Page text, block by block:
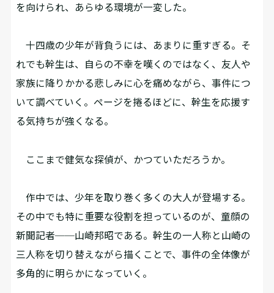
を向けられ、あらゆる環境が一変した。
十四歳の少年が背負うには、あまりに重すぎる。そ
れでも幹生は、自らの不幸を嘆くのではなく、友人や
家族に降りかかる悲しみに心を痛めながら、事件につ
いて調べていく。ページを捲るほどに、幹生を応援す
る気持ちが強くなる。
ここまで健気な探偵が、かつていただろうか。
作中では、少年を取り巻く多くの大人が登場する。
その中でも特に重要な役割を担っているのが、童顔の
新聞記者──山崎邦昭である。幹生の一人称と山崎の
三人称を切り替えながら描くことで、事件の全体像が
多角的に明らかになっていく。